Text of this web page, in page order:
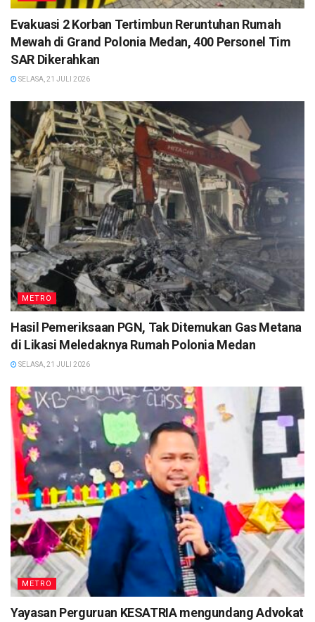
Evakuasi 2 Korban Tertimbun Reruntuhan Rumah
Mewah di Grand Polonia Medan, 400 Personel Tim
SAR Dikerahkan
SELASA, 21 JULI 2026
METRO
Hasil Pemeriksaan PGN, Tak Ditemukan Gas Metana
di Likasi Meledaknya Rumah Polonia Medan
SELASA, 21 JULI 2026
METRO
Yayasan Perguruan KESATRIA mengundang Advokat